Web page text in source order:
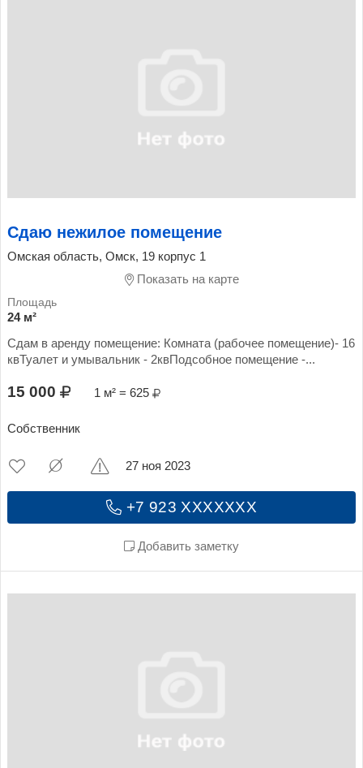
Сдаю нежилое помещение
Омская область, Омск, 19 корпус 1
Показать на карте
24 м²
Сдам в аренду помещение: Комната (рабочее помещение)- 16
квТуалет и умывальник - 2квПодсобное помещение -...
15 000 1 м² = 625
Собственник
+7 923 XXXXXXX
Добавить заметку
27 ноя 2023